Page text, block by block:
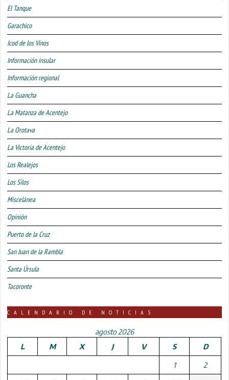
El Tanque
Garachico
Icod de los Vinos
Información insular
Información regional
La Guancha
La Matanza de Acentejo
La Orotava
La Victoria de Acentejo
Los Realejos
Los Silos
Miscelánea
Opinión
Puerto de la Cruz
San Juan de la Rambla
Santa Úrsula
Tacoronte
CALENDARIO DE NOTICIAS
agosto 2026
L
M X J V S D
1 2